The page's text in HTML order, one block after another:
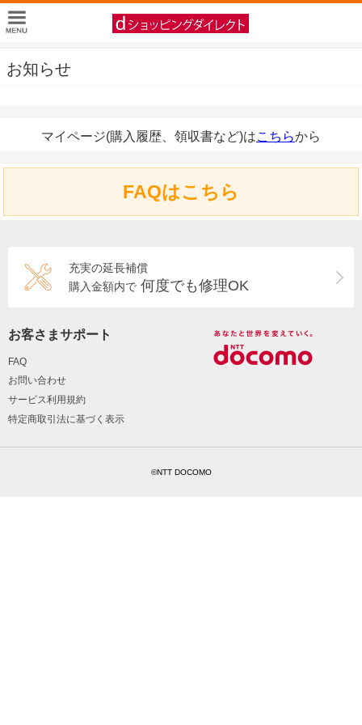
お知らせ
マイページ(購入履歴、領収書など)はこちらから
FAQはこちら
充実の延長補償
購入金額内で 何度でも修理OK
お客さまサポート
FAQ
お問い合わせ
サービス利用規約
特定商取引法に基づく表示
©NTT DOCOMO